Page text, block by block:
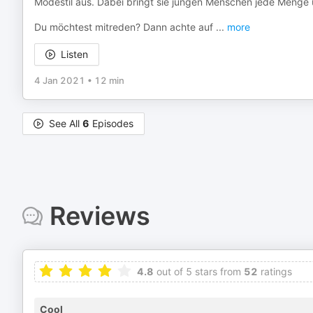
Du möchtest mitreden? Dann achte auf ... more
Listen
4 Jan 2021 • 12 min
See All 6 Episodes
Reviews
4.8 out of 5 stars from 52 ratings
Cool